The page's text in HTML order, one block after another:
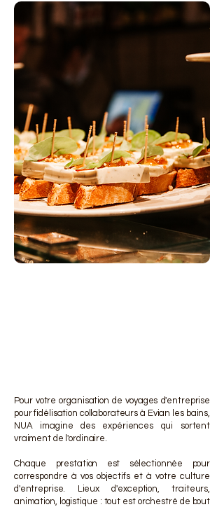
Pour votre organisation de voyages d'entreprise
pour fidélisation collaborateurs à Evian les bains,
NUA imagine des expériences qui sortent
vraiment de l'ordinaire.
Chaque prestation est sélectionnée pour
correspondre à vos objectifs et à votre culture
d'entreprise. Lieux d'exception, traiteurs,
animation, logistique : tout est orchestré de bout